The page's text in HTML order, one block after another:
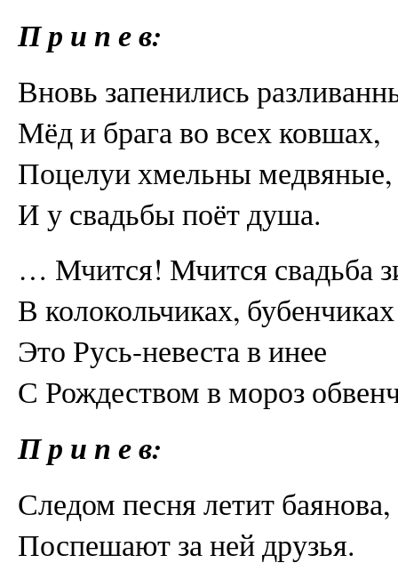
П р и п е в:
Вновь запенились
Мёд и брага во всех ковшах,
Поцелуи хмельны медвяные,
И у свадьбы поёт душа.
… Мчится! Мчится свадьба
В колокольчиках,
Это Русь-невеста в инее
С Рождеством в мороз
П р и п е в:
Следом песня летит баянова,
Поспешают за ней друзья.